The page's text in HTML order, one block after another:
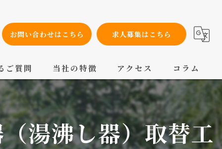
お問い合わせはこちら 求人募集はこちら
ご質問 当社の特徴
設備工事
内装工事
メンテナンス
アクセス コラム
湯沸し器）取替工